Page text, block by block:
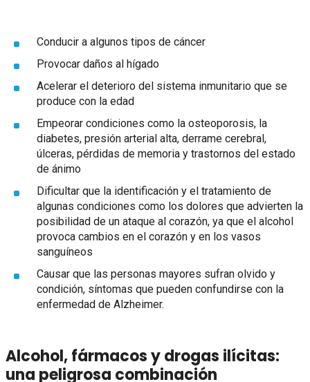
Conducir a algunos tipos de cáncer
Provocar daños al hígado
Acelerar el deterioro del sistema inmunitario que se
produce con la edad
Empeorar condiciones como la osteoporosis, la
diabetes, presión arterial alta, derrame cerebral,
úlceras, pérdidas de memoria y trastornos del estado
de ánimo
Dificultar que la identificación y el tratamiento de
algunas condiciones como los dolores que advierten la
posibilidad de un ataque al corazón, ya que el alcohol
provoca cambios en el corazón y en los vasos
sanguíneos
Causar que las personas mayores sufran olvido y
condición, síntomas que pueden confundirse con la
enfermedad de Alzheimer.
Alcohol, fármacos y drogas ilícitas:
una peligrosa combinación